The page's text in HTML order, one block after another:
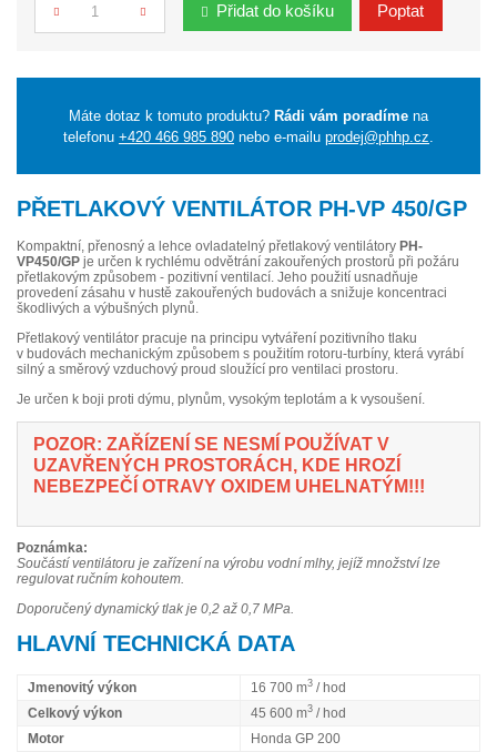
Počet Přidat do košíku Poptat
Máte dotaz k tomuto produktu? Rádi vám poradíme na
telefonu +420 466 985 890 nebo e-mailu prodej@phhp.cz
PŘETLAKOVÝ VENTILÁTOR PH-VP 450/GP
Kompaktní, přenosný a lehce ovladatelný přetlakový ventilátory PH-
VP450/GP je určen k rychlému odvětrání zakouřených prostorů při požáru
přetlakovým způsobem - pozitivní ventilací. Jeho použití usnadňuje
provedení zásahu v hustě zakouřených budovách a snižuje koncentraci
škodlivých a výbušných plynů.
Přetlakový ventilátor pracuje na principu vytváření pozitivního tlaku
v budovách mechanickým způsobem s použitím rotoru-turbíny, která vyrábí
silný a směrový vzduchový proud sloužící pro ventilaci prostoru.
Je určen k boji proti dýmu, plynům, vysokým teplotám a k vysoušení.
POZOR: ZAŘÍZENÍ SE NESMÍ POUŽÍVAT V
UZAVŘENÝCH PROSTORÁCH, KDE HROZÍ
NEBEZPEČÍ OTRAVY OXIDEM UHELNATÝM!!!
Poznámka:
Součástí ventilátoru je zařízení na výrobu vodní mlhy, jejíž množství lze
regulovat ručním kohoutem.
Doporučený dynamický tlak je 0,2 až 0,7 MPa.
HLAVNÍ TECHNICKÁ DATA
Jmenovitý výkon 16 700 m3 / hod
Celkový výkon
45 600 m3 / hod
Motor
Honda GP 200